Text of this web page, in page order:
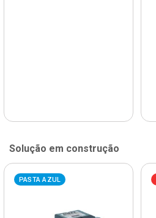
Solução em construção
PASTA AZUL